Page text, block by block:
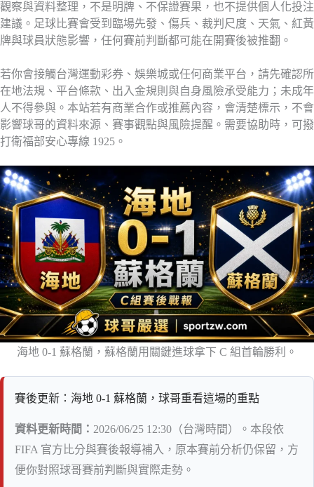
觀察與資料整理，不是明牌、不保證賽果，也不提供個人化投注
建議。足球比賽會受到臨場先發、傷兵、裁判尺度、天氣、紅黃
牌與球員狀態影響，任何賽前判斷都可能在開賽後被推翻。
若你會接觸台灣運動彩券、娛樂城或任何商業平台，請先確認所
在地法規、平台條款、出入金規則與自身風險承受能力；未成年
人不得參與。本站若有商業合作或推薦內容，會清楚標示，不會
影響球哥的資料來源、賽事觀點與風險提醒。需要協助時，可撥
打衛福部安心專線 1925。
海地 0-1 蘇格蘭，蘇格蘭用關鍵進球拿下 C 組首輪勝利。
賽後更新：海地 0-1 蘇格蘭，球哥重看這場的重點
資料更新時間： 2026/06/25 12:30（台灣時間）。本段依
FIFA 官方比分與賽後報導補入，原本賽前分析仍保留，方
便你對照球哥賽前判斷與實際走勢。